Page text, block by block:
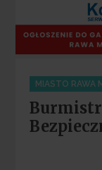
Categories
MIASTO RAWA